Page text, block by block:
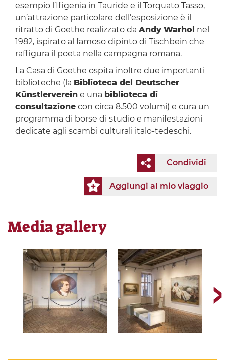
esempio l’Ifigenia in Tauride e il Torquato Tasso,
un’attrazione particolare dell’esposizione è il
ritratto di Goethe realizzato da Andy Warhol nel
1982, ispirato al famoso dipinto di Tischbein che
raffigura il poeta nella campagna romana.
La Casa di Goethe ospita inoltre due importanti
biblioteche (la Biblioteca del Deutscher
Künstlervereine una biblioteca di
consultazionecon circa 8.500 volumi) e cura un
programma di borse di studio e manifestazioni
dedicate agli scambi culturali italo-tedeschi.
Condividi
Aggiungi al mio viaggio
Media gallery